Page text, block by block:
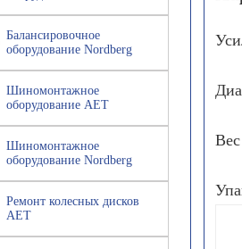
Балансировочное
оборудование Nordberg
Шиномонтажное
оборудование AET
Шиномонтажное
оборудование Nordberg
Ремонт колесных дисков
AET